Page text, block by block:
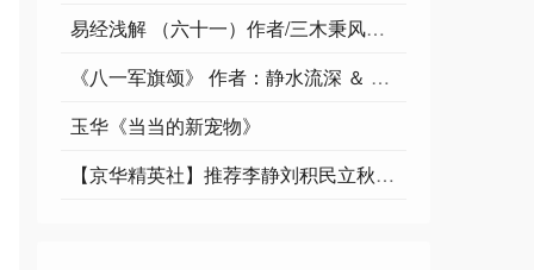
易经浅解 （六十一）作者/三木秉风（周凤森）
《八一军旗颂》 作者：静水流深 ＆ 朗诵：乔 乔
玉华《当当的新宠物》
【京华精英社】推荐李静刘积民立秋专辑